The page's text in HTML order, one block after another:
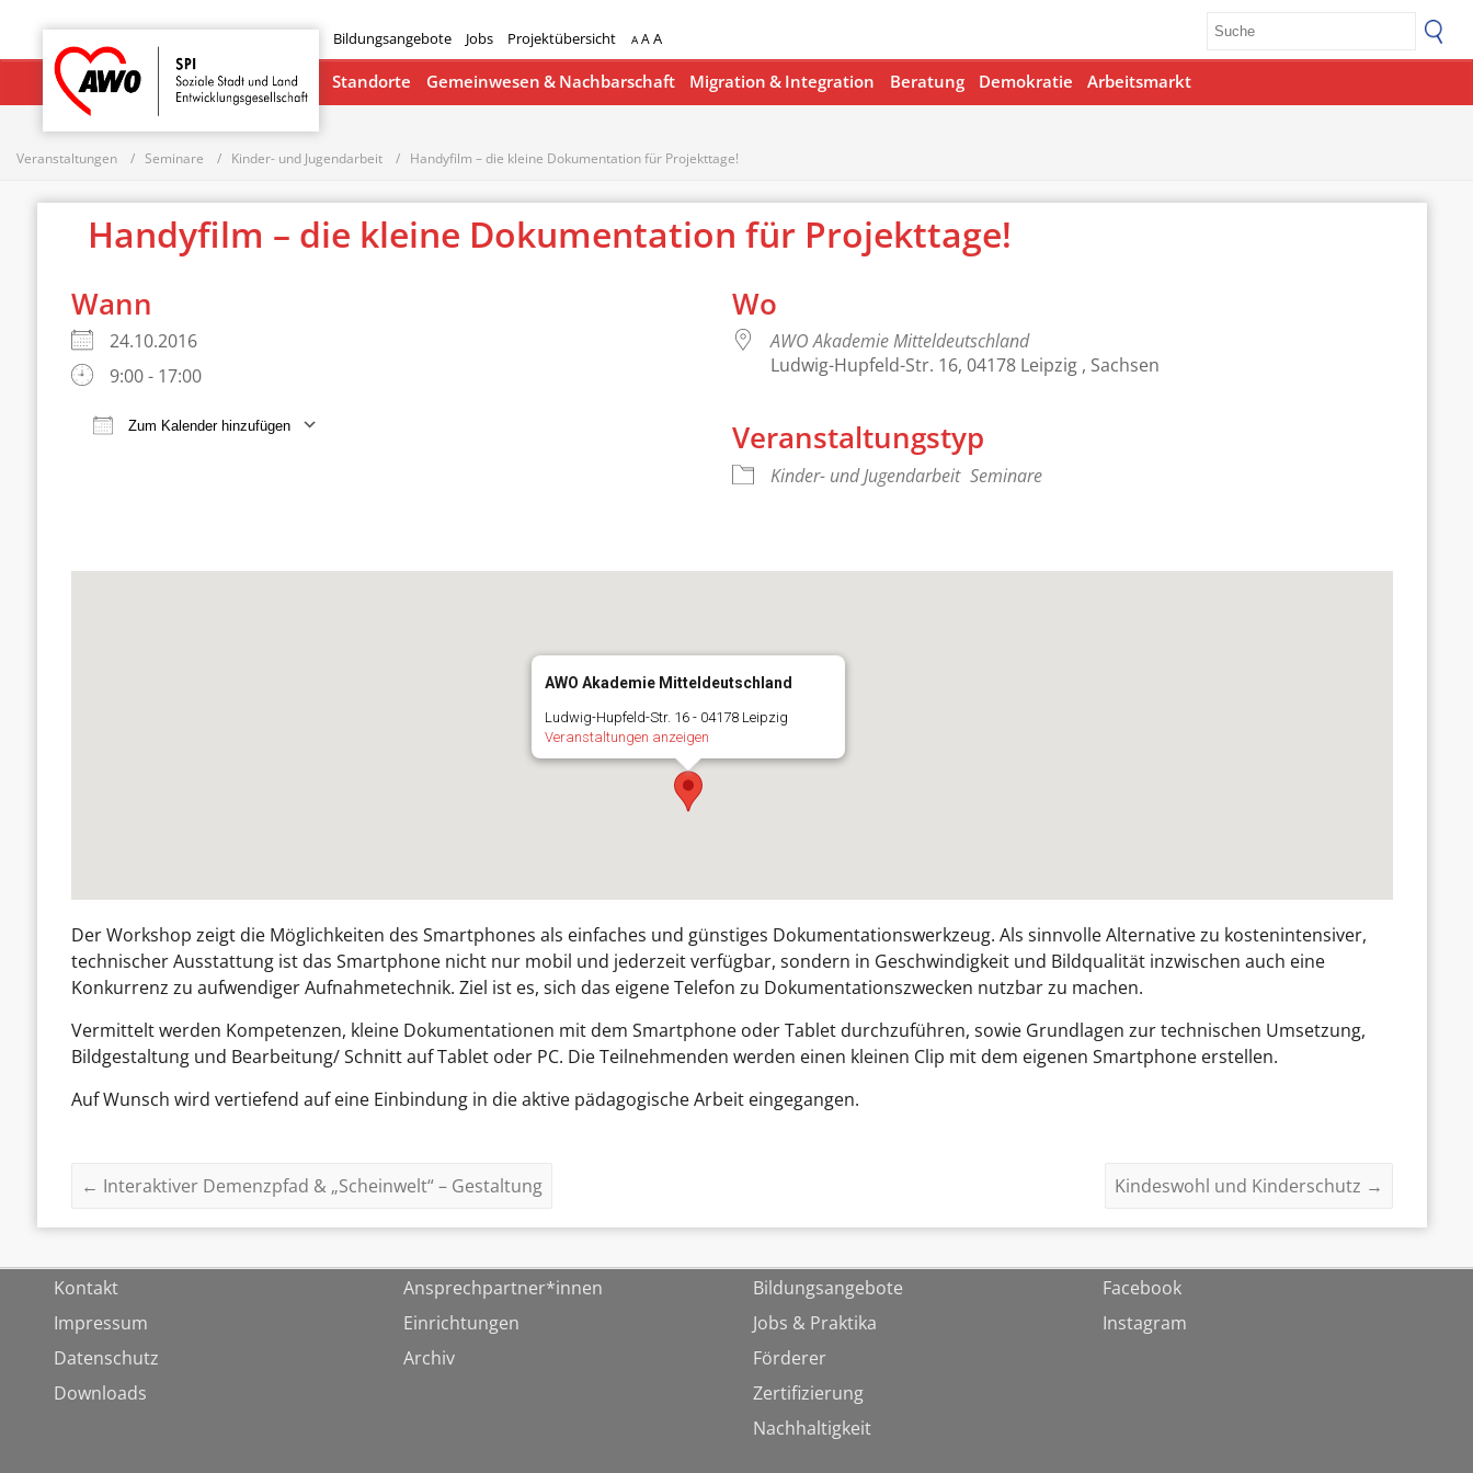
Bildungsangebote Jobs Projektübersicht A AA
Startseite
Standorte Gemeinwesen & Nachbarschaft Migration & Integration Beratung Demokratie Arbeitsmarkt
Veranstaltungen Seminare Kinder- und Jugendarbeit Handyfilm – die kleine Dokumentation für Projekttage!
Handyfilm – die kleine Dokumentation für Projekttage!
Wann
24.10.2016
9:00 - 17:00
Zum Kalender hinzufügen
iCalendar
Wo
AWO Akademie Mitteldeutschland
Ludwig-Hupfeld-Str. 16, 04178 Leipzig , Sachsen
Veranstaltungstyp
Kinder- und Jugendarbeit Seminare
AWO Akademie Mitteldeutschland
Ludwig-Hupfeld-Str. 16 - 04178 Leipzig
Veranstaltungen anzeigen
Der Workshop zeigt die Möglichkeiten des Smartphones als einfaches und günstiges Dokumentationswerkzeug. Als sinnvolle Alternative zu kostenintensiver,
technischer Ausstattung ist das Smartphone nicht nur mobil und jederzeit verfügbar, sondern in Geschwindigkeit und Bildqualität inzwischen auch eine
Konkurrenz zu aufwendiger Aufnahmetechnik. Ziel ist es, sich das eigene Telefon zu Dokumentationszwecken nutzbar zu machen.
Vermittelt werden Kompetenzen, kleine Dokumentationen mit dem Smartphone oder Tablet durchzuführen, sowie Grundlagen zur technischen Umsetzung,
Bildgestaltung und Bearbeitung/ Schnitt auf Tablet oder PC. Die Teilnehmenden werden einen kleinen Clip mit dem eigenen Smartphone erstellen.
Auf Wunsch wird vertiefend auf eine Einbindung in die aktive pädagogische Arbeit eingegangen.
← Interaktiver Demenzpfad & „Scheinwelt“ – Gestaltung Kindeswohl und Kinderschutz →
Kontakt
Impressum
Datenschutz
Downloads
Ansprechpartner*innen
Einrichtungen
Archiv
Bildungsangebote
Jobs & Praktika
Förderer
Zertifizierung
Nachhaltigkeit
Facebook
Instagram